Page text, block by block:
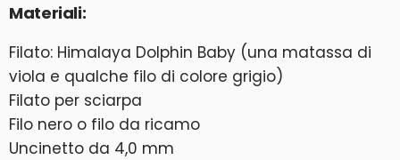
Materiali:
Filato: Himalaya Dolphin Baby (una matassa di
viola e qualche filo di colore grigio)
Filato per sciarpa
Filo nero o filo da ricamo
Uncinetto da 4,0 mm